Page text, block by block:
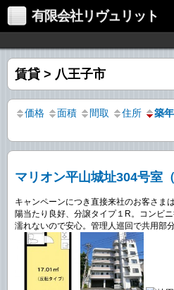
有限会社リヴュリット
賃貸 > 八王子市
価格 面積 間取 住所 築年
マリオン平山城址304号室
キャンペーンにつき直接来社のお客さま
陽当たり良好、分譲タイプ１R。コンビ
濡れないので安心。管理人巡回で共用部